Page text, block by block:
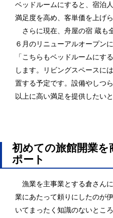
ベッドルームにすると、宿泊
満足度を高め、客単価を上げら
さらに現在、舟屋の宿 蔵も
６月のリニューアルオープン
「こちらもベッドルームにす
します。リビングスペースに
置する予定です。設備やしつ
以上に高い満足を提供したい
初めての旅館開業を
ポート
漁業を主事業とする倉さん
業にあたって頼りにしたのが
いてまったく知識のないとこ